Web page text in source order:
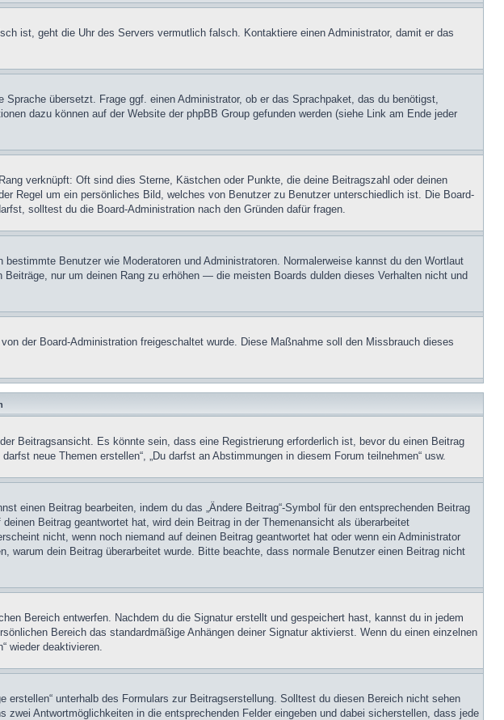
ist, geht die Uhr des Servers vermutlich falsch. Kontaktiere einen Administrator, damit er das
übersetzt. Frage ggf. einen Administrator, ob er das Sprachpaket, das du benötigst,
dazu können auf der Website der phpBB Group gefunden werden (siehe Link am Ende jeder
verknüpft: Oft sind dies Sterne, Kästchen oder Punkte, die deine Beitragszahl oder deinen
Regel um ein persönliches Bild, welches von Benutzer zu Benutzer unterschiedlich ist. Die Board-
solltest du die Board-Administration nach den Gründen dafür fragen.
Benutzer wie Moderatoren und Administratoren. Normalerweise kannst du den Wortlaut
nur um deinen Rang zu erhöhen — die meisten Boards dulden dieses Verhalten nicht und
der Board-Administration freigeschaltet wurde. Diese Maßnahme soll den Missbrauch dieses
Beitragsansicht. Es könnte sein, dass eine Registrierung erforderlich ist, bevor du einen Beitrag
neue Themen erstellen“, „Du darfst an Abstimmungen in diesem Forum teilnehmen“ usw.
einen Beitrag bearbeiten, indem du das „Ändere Beitrag“-Symbol für den entsprechenden Beitrag
Beitrag geantwortet hat, wird dein Beitrag in der Themenansicht als überarbeitet
nicht, wenn noch niemand auf deinen Beitrag geantwortet hat oder wenn ein Administrator
dein Beitrag überarbeitet wurde. Bitte beachte, dass normale Benutzer einen Beitrag nicht
Bereich entwerfen. Nachdem du die Signatur erstellt und gespeichert hast, kannst du in jedem
Bereich das standardmäßige Anhängen deiner Signatur aktivierst. Wenn du einen einzelnen
wieder deaktivieren.
unterhalb des Formulars zur Beitragserstellung. Solltest du diesen Bereich nicht sehen
Antwortmöglichkeiten in die entsprechenden Felder eingeben und dabei sicherstellen, dass jede